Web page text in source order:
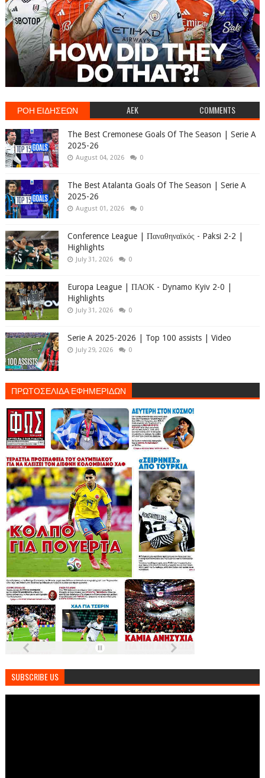
ΡΟΗ ΕΙΔΗΣΕΩΝ AEK COMMENTS
The Best Cremonese Goals Of The Season | Serie A
2025-26
August 04, 2026 0
The Best Atalanta Goals Of The Season | Serie A
2025-26
August 01, 2026 0
Conference League | Παναθηναϊκός - Paksi 2-2 |
Highlights
July 31, 2026 0
Europa League | ΠΑΟΚ - Dynamo Kyiv 2-0 |
Highlights
July 31, 2026 0
Serie A 2025-2026 | Top 100 assists | Video
July 29, 2026 0
ΠΡΩΤΟΣΕΛΙΔΑ ΕΦΗΜΕΡΙΔΩΝ
SUBSCRIBE US